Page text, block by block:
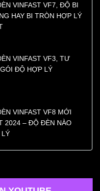
VINFAST VF7, ĐỘ BI
HAY BI TRÒN HỢP LÝ
VINFAST VF3, TƯ
ĐỘ HỢP LÝ
VINFAST VF8 MỚI
2024 – ĐỘ ĐÈN NÀO
LÝ